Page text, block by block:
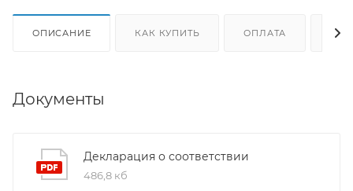
ОПИСАНИЕ КАК КУПИТЬ ОПЛАТА
Документы
Декларация о соответствии
486,8 кб